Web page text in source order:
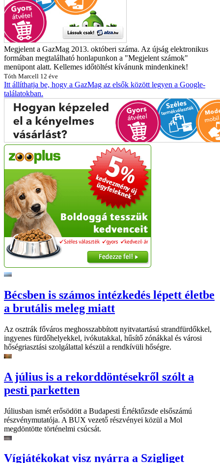
Megjelent a GazMag 2013. októberi száma. Az újság elektronikus
formában megtalálható honlapunkon a "Megjelent számok"
menüpont alatt. Kellemes időtöltést kívánunk mindenkinek!
Tóth Marcell 12 éve
Itt állíthatja be, hogy a GazMag az elsők között legyen a Google-
találatokban.
Bécsben is számos intézkedés lépett életbe
a brutális meleg miatt
Az osztrák főváros meghosszabbított nyitvatartású strandfürdőkkel,
ingyenes fürdőhelyekkel, ivókutakkal, hűsítő zónákkal és városi
hőségriasztási szolgálattal készül a rendkívüli hőségre.
A július is a rekorddöntésekről szólt a
pesti parketten
Júliusban ismét erősödött a Budapesti Értéktőzsde elsőszámú
részvénymutatója. A BUX vezető részvényei közül a Mol
megdöntötte történelmi csúcsát.
Vígjátékokat visz nyárra a Szigliget